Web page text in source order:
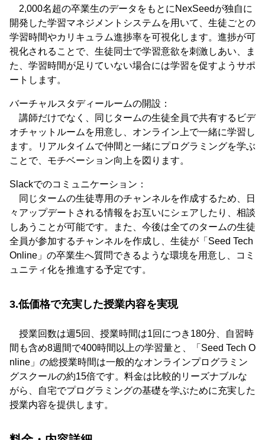
2,000名超の卒業生のデータをもとにNexSeedが独自に
開発した学習マネジメントシステムを用いて、生徒ごとの
学習時間やカリキュラム進捗率を可視化します。進捗が可
視化されることで、生徒同士で学習意欲を刺激しあい、ま
た、学習時間が足りていない場合には学習を促すようサポ
ートします。
バーチャルスタディールームの開設：
講師だけでなく、同じタームの生徒全員で共有するビデ
オチャットルームを用意し、オンライン上で一緒に学習し
ます。リアルタイムで仲間と一緒にプログラミングを学ぶ
ことで、モチベーション向上を図ります。
Slackでのコミュニケーション：
同じタームの生徒専用のチャンネルを作成するため、日
々アップデートされる情報をお互いにシェアしたり、相談
しあうことが可能です。また、今後は全てのタームの生徒
全員が参加するチャンネルを作成し、生徒が「Seed Tech
Online」の卒業生へ質問できるような環境を用意し、コミ
ュニティ化を推進する予定です。
3.低価格で充実した授業内容を実現
授業回数は週5回、授業時間は1回につき180分、自習時
間も含め8週間で400時間以上の学習量と、「Seed Tech O
nline」の総授業時間は一般的なオンラインプログラミン
グスクールの約15倍です。料金は比較的リーズナブルな
がら、自宅でプログラミングの基礎を学ぶために充実した
授業内容を提供します。